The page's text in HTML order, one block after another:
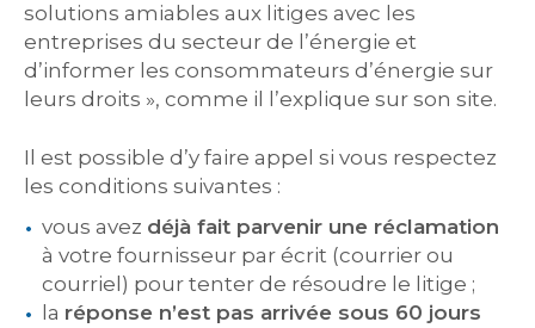
solutions amiables aux litiges avec les
entreprises du secteur de l’énergie et
d’informer les consommateurs d’énergie sur
leurs droits », comme il l’explique sur son site.
Il est possible d’y faire appel si vous respectez
les conditions suivantes :
vous avez déjà fait parvenir une réclamation
à votre fournisseur par écrit (courrier ou
courriel) pour tenter de résoudre le litige ;
la réponse n’est pas arrivée sous 60 jours